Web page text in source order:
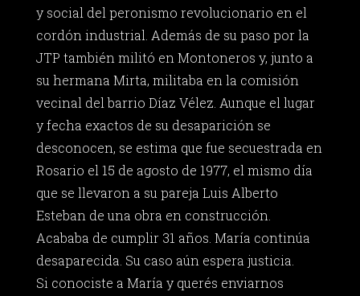
y social del peronismo revolucionario en el
cordón industrial. Además de su paso por la
JTP también militó en Montoneros y, junto a
su hermana Mirta, militaba en la comisión
vecinal del barrio Díaz Vélez. Aunque el lugar
y fecha exactos de su desaparición se
desconocen, se estima que fue secuestrada en
Rosario el 15 de agosto de 1977, el mismo día
que se llevaron a su pareja Luis Alberto
Esteban de una obra en construcción.
Acababa de cumplir 31 años. María continúa
desaparecida. Su caso aún espera justicia.
Si conociste a María y querés enviarnos